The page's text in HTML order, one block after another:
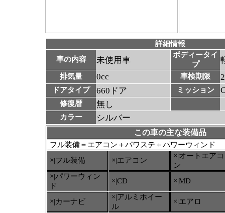
詳細情報
車の内容
未使用車
ボディータイ
プ
排気量 0cc 車検期限
ドアタイプ 660ドア ミッション
修復暦 無し
カラー シルバー
この車の主な装備品
フル装備＝エアコン＋パワステ＋パワーウィンド
×|フル装備
×|エアコン
×|オートエアコ
ン
×|パワーウィン
ド
×|CD ×|MD
×|カーナビ
×|アルミホイー
ル
×|エアロ